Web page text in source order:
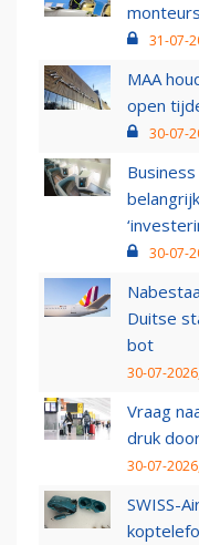
31-07-
MAA
open
30-07-
30-07-
Duitse
bot
30-07-
Vraag
druk
30-07-
SWISS-